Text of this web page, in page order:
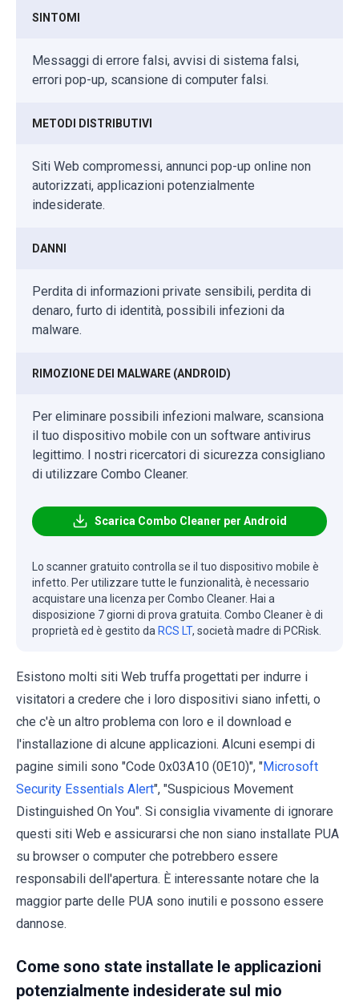
SINTOMI
Messaggi di errore falsi, avvisi di sistema falsi,
errori pop-up, scansione di computer falsi.
METODI DISTRIBUTIVI
Siti Web compromessi, annunci pop-up online non
autorizzati, applicazioni potenzialmente
indesiderate.
DANNI
Perdita di informazioni private sensibili, perdita di
denaro, furto di identità, possibili infezioni da
malware.
RIMOZIONE DEI MALWARE (ANDROID)
Per eliminare possibili infezioni malware, scansiona
il tuo dispositivo mobile con un software antivirus
legittimo. I nostri ricercatori di sicurezza consigliano
di utilizzare Combo Cleaner.
Scarica Combo Cleaner per Android
Lo scanner gratuito controlla se il tuo dispositivo mobile è
infetto. Per utilizzare tutte le funzionalità, è necessario
acquistare una licenza per Combo Cleaner. Hai a
disposizione 7 giorni di prova gratuita. Combo Cleaner è di
proprietà ed è gestito da RCS LT, società madre di PCRisk.
Esistono molti siti Web truffa progettati per indurre i
visitatori a credere che i loro dispositivi siano infetti, o
che c'è un altro problema con loro e il download e
l'installazione di alcune applicazioni. Alcuni esempi di
pagine simili sono "Code 0x03A10 (0E10)", "Microsoft
Security Essentials Alert", "Suspicious Movement
Distinguished On You". Si consiglia vivamente di ignorare
questi siti Web e assicurarsi che non siano installate PUA
su browser o computer che potrebbero essere
responsabili dell'apertura. È interessante notare che la
maggior parte delle PUA sono inutili e possono essere
dannose.
Come sono state installate le applicazioni
potenzialmente indesiderate sul mio